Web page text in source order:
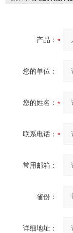
产品：
您的单位：
您的姓名：
联系电话：
常用邮箱：
省份：
详细地址：